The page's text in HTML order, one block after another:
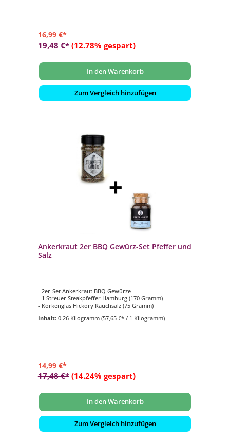
16,99 €*
19,48 €* (12.78% gespart)
In den Warenkorb
Zum Vergleich hinzufügen
Ankerkraut 2er BBQ Gewürz-Set Pfeffer und
Salz
- 2er-Set Ankerkraut BBQ Gewürze
- 1 Streuer Steakpfeffer Hamburg (170 Gramm)
- Korkenglas Hickory Rauchsalz (75 Gramm)
Inhalt: 0.26 Kilogramm (57,65 €* / 1 Kilogramm)
14,99 €*
17,48 €* (14.24% gespart)
In den Warenkorb
Zum Vergleich hinzufügen